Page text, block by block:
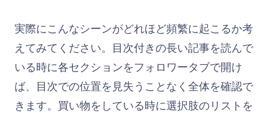
実際にこんなシーンがどれほど頻繁に起こるか考
えてみてください。目次付きの長い記事を読んで
いる時に各セクションをフォロワータブで開け
ば、目次での位置を見失うことなく全体を確認で
きます。買い物をしている時に選択肢のリストを